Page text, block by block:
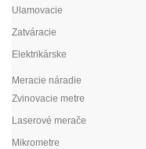
Ulamovacie
Zatváracie
Elektrikárske
Meracie náradie
Zvinovacie metre
Laserové merače
Mikrometre